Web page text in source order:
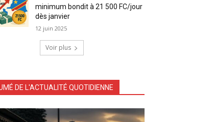
minimum bondit à 21 500 FC/jour
dès janvier
12 juin 2025
Voir plus
DE L'ACTUALITÉ QUOTIDIENNE